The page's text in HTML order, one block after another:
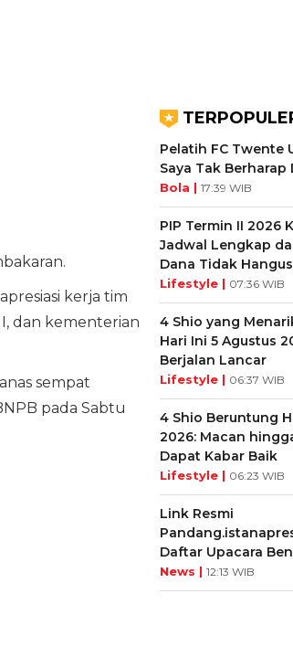
kerja tim
dan kementerian
sempat
pada Sabtu
Pelatih FC Twente
Saya Tak Berharap
Bola | 17:39 WIB
PIP Termin II 2026
Jadwal Lengkap
Dana Tidak
Lifestyle | 07:36 WIB
4 Shio yang
Hari Ini 5 Agustus
Berjalan Lancar
Lifestyle | 06:37 WIB
4 Shio Beruntung
2026: Macan
Dapat Kabar Baik
Lifestyle | 06:23 WIB
Link Resmi
Daftar Upacara
Istana Negara
News | 12:13 WIB